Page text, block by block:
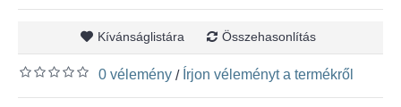
Kívánságlistára Összehasonlítás
0 vélemény / Írjon véleményt a termékről